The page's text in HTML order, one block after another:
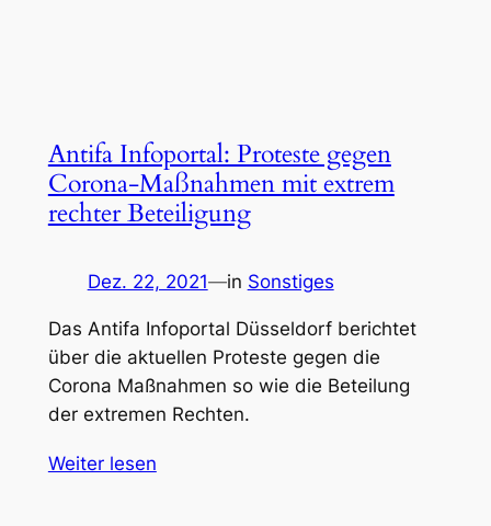
Antifa Infoportal: Proteste gegen
Corona-Maßnahmen mit extrem
rechter Beteiligung
Dez. 22, 2021—in Sonstiges
Das Antifa Infoportal Düsseldorf berichtet
über die aktuellen Proteste gegen die
Corona Maßnahmen so wie die Beteilung
der extremen Rechten.
Weiter lesen